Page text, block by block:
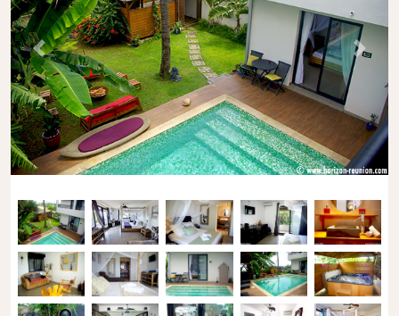
Previous Next